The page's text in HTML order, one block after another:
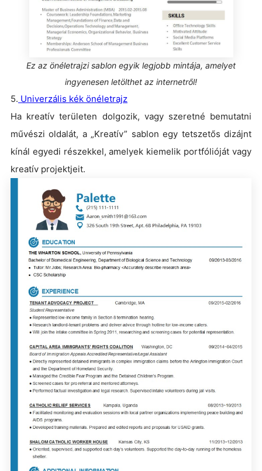
Ez az önéletrajzi sablon egyik legjobb mintája, amelyet
ingyenesen letölthet az internetről!
5. Univerzális kék önéletrajz
Ha kreatív területen dolgozik, vagy szeretné bemutatni
művészi oldalát, a „Kreatív” sablon egy tetszetős dizájnt
kínál egyedi részekkel, amelyek kiemelik portfólióját vagy
kreatív projektjeit.